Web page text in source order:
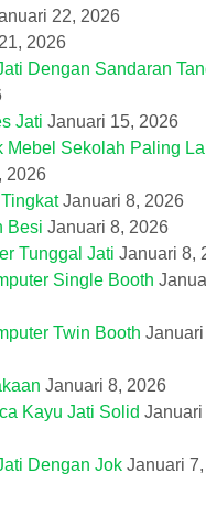
22, 2026
2026
Dengan Sandaran
Jati Januari 15, 2026
Mebel Sekolah Paling
2026
Januari 8, 2026
Besi Januari 8, 2026
Tunggal Jati Januari 8,
Single Booth
Twin Booth Januari
Januari 8, 2026
Kayu Jati Solid Januari
Dengan Jok Januari 7,